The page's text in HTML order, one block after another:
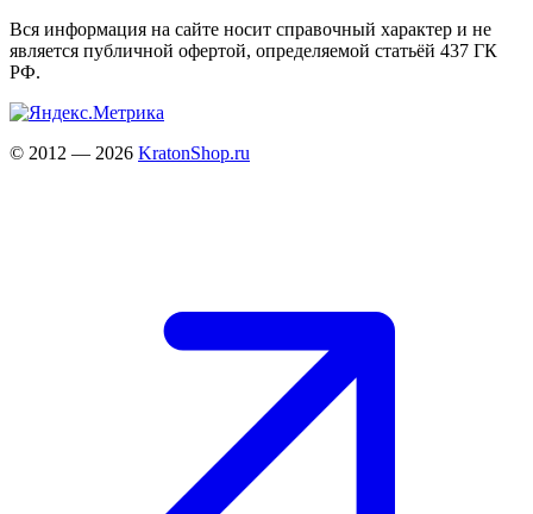
Вся информация на сайте носит справочный характер и не
является публичной офертой, определяемой статьёй 437 ГК
РФ.
© 2012 — 2026 KratonShop.ru